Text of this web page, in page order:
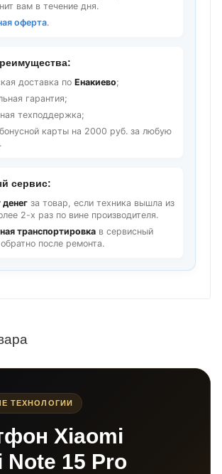
вам в течение дня.
оферта.
доставка по Енакиево;
гарантия;
техподдержка;
карты на 2000 руб. за любую
сервис:
денег за товар, если техника вышла из
2-х раз по вине производителя.
транспортировка в сервисный
после ремонта.
ТЕХНОЛОГИИ
Xiaomi
Note 15 Pro